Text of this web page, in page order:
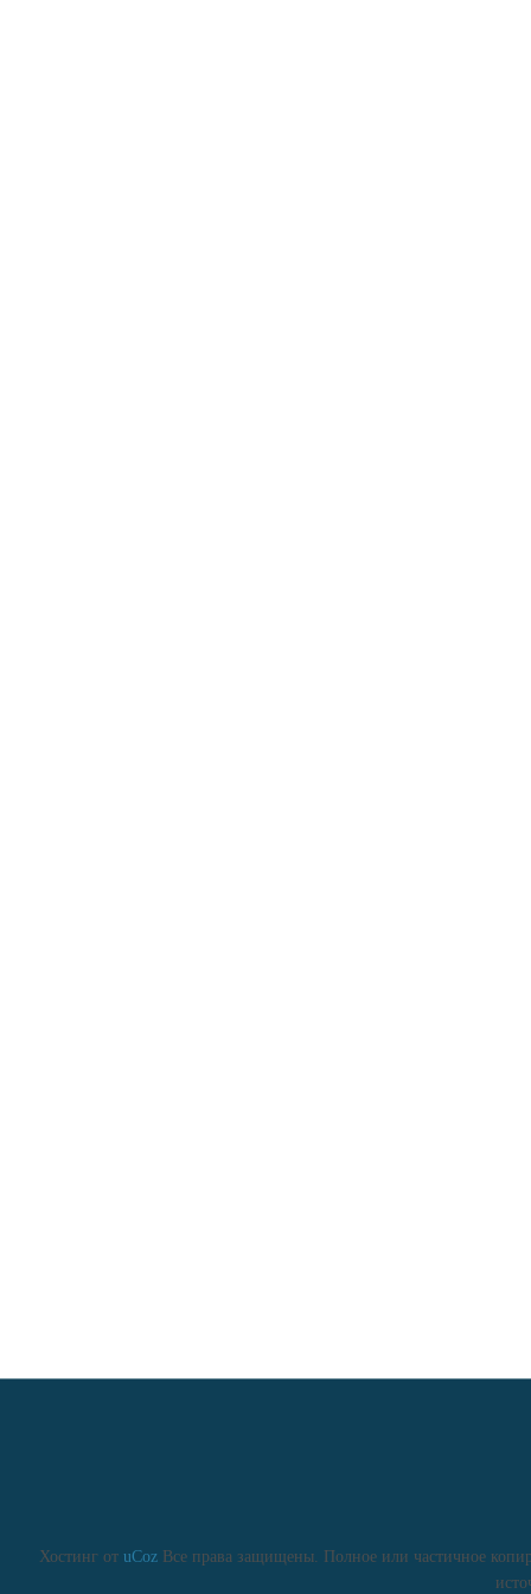
Хостинг от uCozВсе права защищены. Полное или частичное